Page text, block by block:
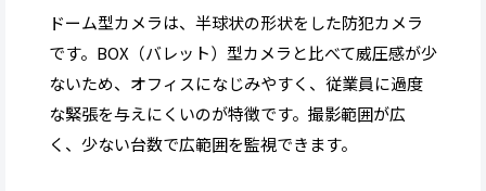
ドーム型カメラは、半球状の形状をした防犯カメラ
です。BOX（バレット）型カメラと比べて威圧感が少
ないため、オフィスになじみやすく、従業員に過度
な緊張を与えにくいのが特徴です。撮影範囲が広
く、少ない台数で広範囲を監視できます。